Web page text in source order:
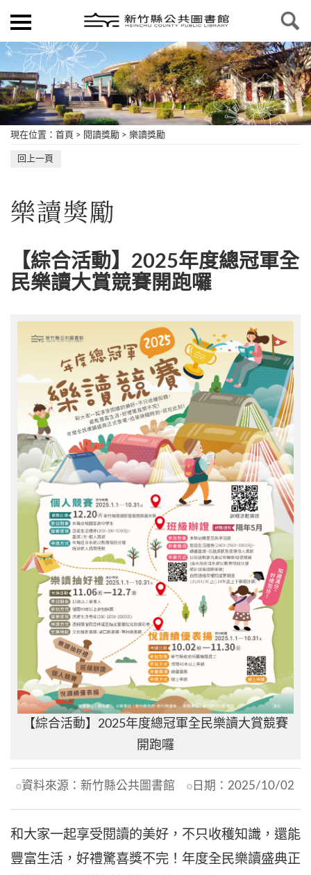
現在位置 ： 首頁 > 閱讀獎勵 > 樂讀獎勵
回上一頁
樂讀獎勵
【綜合活動】2025年度總冠軍全
民樂讀大賞競賽開跑囉
【綜合活動】2025年度總冠軍全民樂讀大賞競賽
開跑囉
資料來源：新竹縣公共圖書館 日期： 2025/10/02
和大家一起享受閱讀的美好，不只收穫知識，還能
豐富生活，好禮驚喜獎不完！年度全民樂讀盛典正